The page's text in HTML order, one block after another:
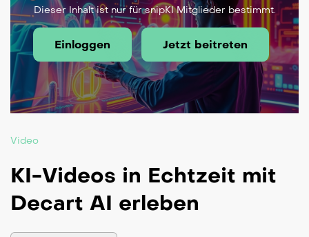
Dieser Inhalt ist nur für snipKI Mitglieder bestimmt.
Einloggen Jetzt beitreten
Video
KI-Videos in Echtzeit mit
Decart AI erleben